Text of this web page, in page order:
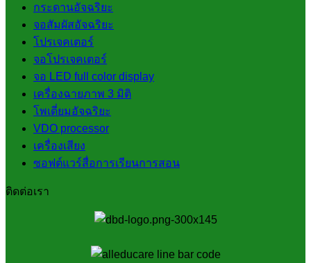
กระดานอัจฉริยะ
จอสัมผัสอัจฉริยะ
โปรเจคเตอร์
จอโปรเจคเตอร์
จอ LED full color display
เครื่องฉายภาพ 3 มิติ
โพเดี่ยมอัจฉริยะ
VDO processor
เครื่องเสียง
ซอฟต์แวร์สื่อการเรียนการสอน
ติดต่อเรา